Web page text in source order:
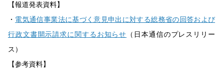
【報道発表資料】
・ 電気通信事業法に基づく意見申出に対する総務省の回答および
行政文書開示請求に関するお知らせ （日本通信のプレスリリー
ス）
【参考資料】